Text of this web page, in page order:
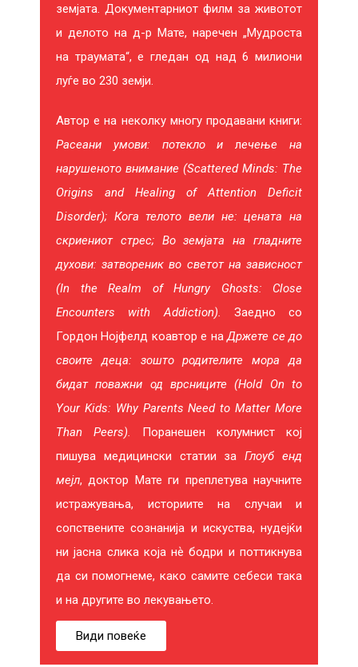
земјата. Документарниот филм за животот
и делото на д-р Мате, наречен „Мудроста
на траумата“, е гледан од над 6 милиони
луѓе во 230 земји.
Автор е на неколку многу продавани книги:
Расеани умови: потекло и лечење на
нарушеното внимание (Scattered Minds: The
Origins and Healing of Attention
Deficit
Disorder); Кога телото вели не: цената на
скриениот стрес; Во земјата на гладните
духови: затвореник во светот на зависност
(In the Realm of Hungry Ghosts: Close
Encounters with Addiction). Заедно со
Гордон Нојфелд коавтор е наДржете се до
своите деца: зошто родителите мора да
бидат поважни од врсниците (Hold On to
Your Kids: Why Parents Need to Matter More
Than Peers). Поранешен колумнист кој
пишува медицински статии заГлоуб енд
мејл, доктор Мате ги преплетува научните
истражувања, историите на случаи и
сопствените сознанија и искуства, нудејќи
ни јасна слика која нѐ бодри и поттикнува
да си помогнеме, како самите себеси така
и на другите во лекувањето.
Види повеќе